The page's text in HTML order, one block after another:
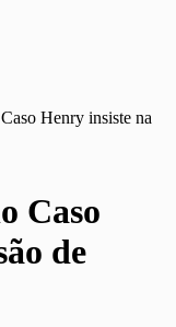
Henry insiste na
Caso
de